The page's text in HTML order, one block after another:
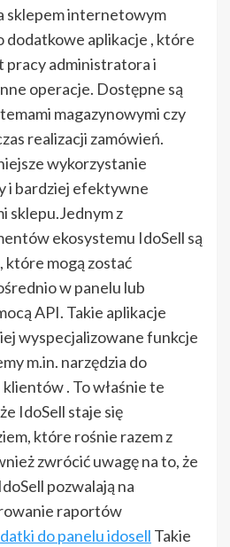
sklepem internetowym
dodatkowe aplikacje , które
pracy administratora i
operacje. Dostępne są
magazynowymi czy
realizacji zamówień.
wykorzystanie
i bardziej efektywne
sklepu.Jednym z
ekosystemu IdoSell są
które mogą zostać
w panelu lub
API. Takie aplikacje
wyspecjalizowane funkcje
m.in. narzędzia do
. To właśnie te
IdoSell staje się
które rośnie razem z
zwrócić uwagę na to, że
pozwalają na
raportów
do panelu idosell Takie